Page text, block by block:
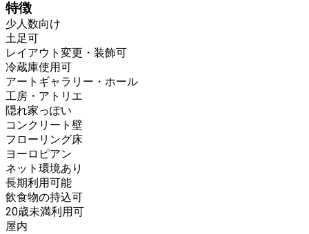
特徴
少人数向け
土足可
レイアウト変更・装飾可
冷蔵庫使用可
アートギャラリー・ホール
工房・アトリエ
隠れ家っぽい
コンクリート壁
フローリング床
ヨーロピアン
ネット環境あり
長期利用可能
飲食物の持込可
20歳未満利用可
屋内